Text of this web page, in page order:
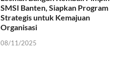
SMSI Banten, Siapkan Program
Strategis untuk Kemajuan
Organisasi
08/11/2025